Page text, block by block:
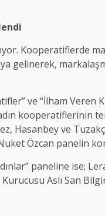
Kooperatiflerde
gelinerek,
ve “İlham
kooperatiflerinin
Hasanbey ve
Özcan panelin
paneline ise;
Aslı San Bilgin